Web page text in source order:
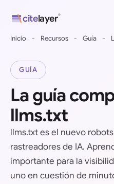
contenido
citelayer®
Inicio - Recursos - Guía -
GUÍA
La guía
llms.txt
llms.txt es el nuevo
rastreadores de IA.
importante para la
uno en cuestión de